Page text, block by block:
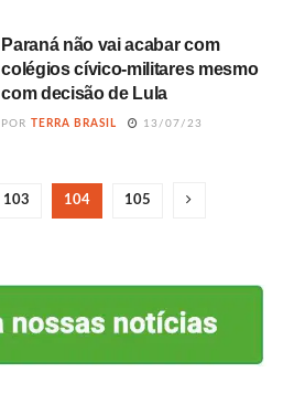
Paraná não vai acabar com
colégios cívico-militares mesmo
com decisão de Lula
POR TERRA BRASIL 13/07/23
103 104 105